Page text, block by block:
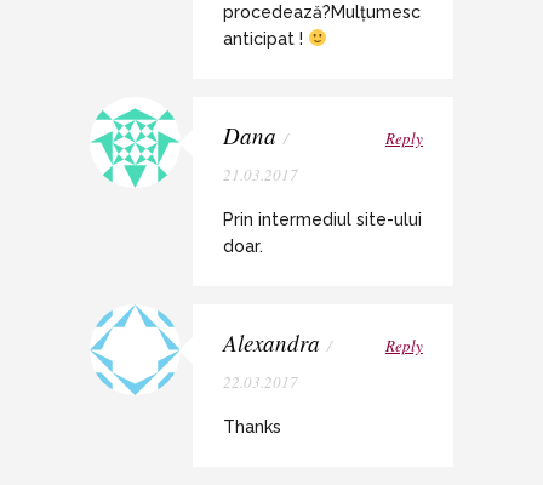
procedează?Mulțumesc
anticipat !
Dana /
21.03.2017
Reply
Prin intermediul site-ului
doar.
Alexandra /
22.03.2017
Reply
Thanks